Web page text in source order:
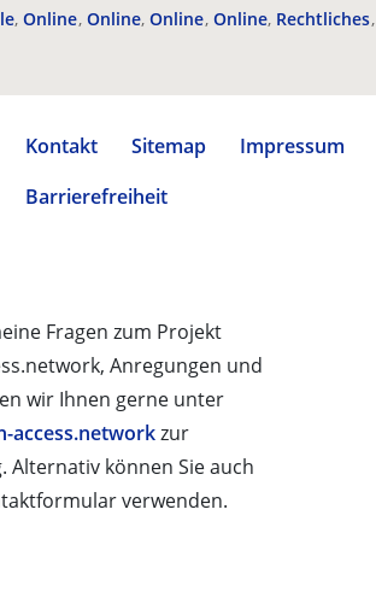
Online Online Online Online Rechtliches
Kontakt Sitemap Impressum
Barrierefreiheit
Fragen zum Projekt
Anregungen und
wir Ihnen gerne unter
access.networkzur
Alternativ können Sie auch
verwenden.